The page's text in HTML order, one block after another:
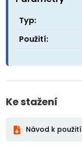
Typ:
Použití:
Ke stažení
Návod k použití